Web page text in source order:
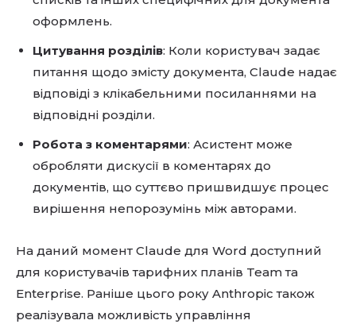
оформлень.
Цитування розділів: Коли користувач задає
питання щодо змісту документа, Claude надає
відповіді з клікабельними посиланнями на
відповідні розділи.
Робота з коментарями: Асистент може
обробляти дискусії в коментарях до
документів, що суттєво пришвидшує процес
вирішення непорозумінь між авторами.
На даний момент Claude для Word доступний
для користувачів тарифних планів Team та
Enterprise. Раніше цього року Anthropic також
реалізувала можливість управління